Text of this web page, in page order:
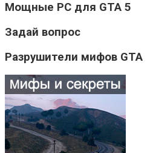
Мощные PC для GTA 5
Задай вопрос
Разрушители мифов GTA